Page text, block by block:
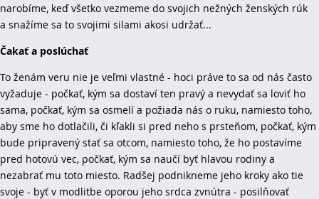
narobíme, keď všetko vezmeme do svojich nežných ženských rúk
a snažíme sa to svojimi silami akosi udržať...
Čakať a poslúchať
To ženám veru nie je veľmi vlastné - hoci práve to sa od nás často
vyžaduje - počkať, kým sa dostaví ten pravý a nevydať sa loviť ho
sama, počkať, kým sa osmelí a požiada nás o ruku, namiesto toho,
aby sme ho dotlačili, či kľakli si pred neho s prsteňom, počkať, kým
bude pripravený stať sa otcom, namiesto toho, že ho postavíme
pred hotovú vec, počkať, kým sa naučí byť hlavou rodiny a
nezabrať mu toto miesto. Radšej podnikneme jeho kroky ako tie
svoje - byť v modlitbe oporou jeho srdca zvnútra - posilňovať